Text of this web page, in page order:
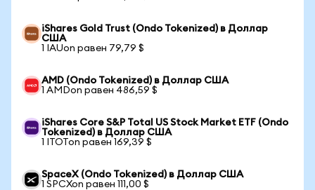
iShares Gold Trust (Ondo Tokenized) в Доллар
США
1 IAUon равен 79,79 $
AMD (Ondo Tokenized) в Доллар США
1 AMDon равен 486,59 $
iShares Core S&P Total US Stock Market ETF (Ondo
Tokenized) в Доллар США
1 ITOTon равен 169,39 $
SpaceX (Ondo Tokenized) в Доллар США
1 SPCXon равен 111,00 $